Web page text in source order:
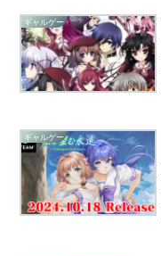
ギャルゲー
ギャルゲー